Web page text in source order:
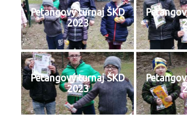
Petangový turnaj ŠKD
2023
Petangový turnaj ŠKD
2023